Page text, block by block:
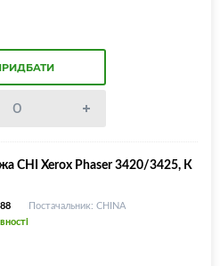
CHI Xerox Phaser 3420/3425, К
Постачальник: CHINA